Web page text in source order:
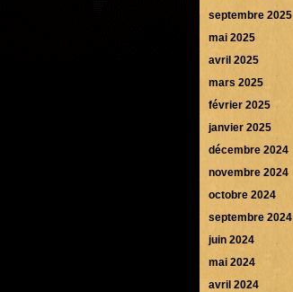
septembre 2025
mai 2025
avril 2025
mars 2025
février 2025
janvier 2025
décembre 2024
novembre 2024
octobre 2024
septembre 2024
juin 2024
mai 2024
avril 2024